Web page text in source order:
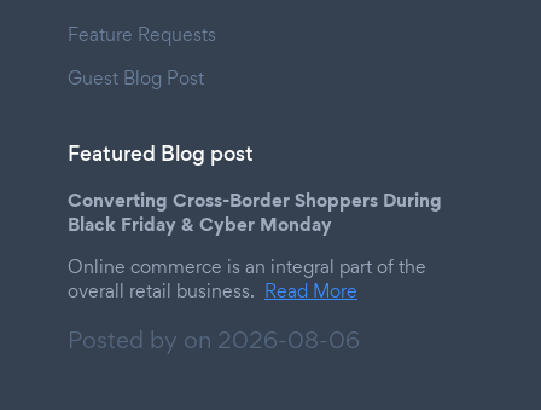
Feature Requests
Guest Blog Post
Featured Blog post
Converting Cross-Border Shoppers During
Black Friday & Cyber Monday
Online commerce is an integral part of the
overall retail business. Read More
Posted by on 2026-08-06